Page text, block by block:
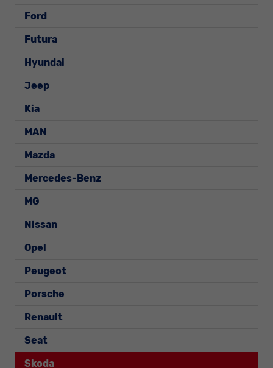
Ford
Futura
Hyundai
Jeep
Kia
MAN
Mazda
Mercedes-Benz
MG
Nissan
Opel
Peugeot
Porsche
Renault
Seat
Skoda